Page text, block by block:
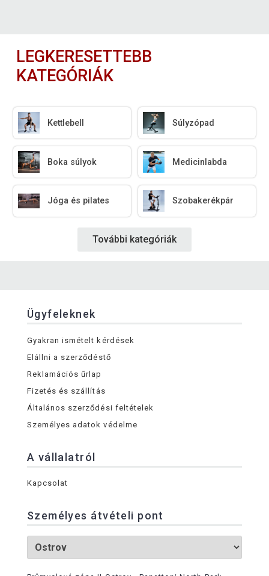
LEGKERESETTEBB
KATEGÓRIÁK
Kettlebell Súlyzópad
Boka súlyok Medicinlabda
Jóga és pilates Szobakerékpár
További kategóriák
Ügyfeleknek
Gyakran ismételt kérdések
Elállni a szerződéstő
Reklamációs űrlap
Fizetés és szállítás
Általános szerződési feltételek
Személyes adatok védelme
A vállalatról
Kapcsolat
Személyes átvételi pont